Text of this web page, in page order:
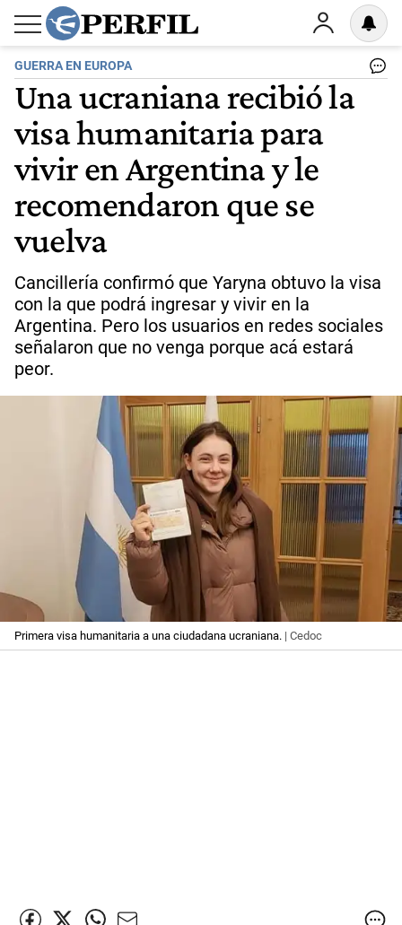
GUERRA EN EUROPA
Una ucraniana recibió la
visa humanitaria para
vivir en Argentina y le
recomendaron que se
vuelva
Cancillería confirmó que Yaryna obtuvo la visa
con la que podrá ingresar y vivir en la
Argentina. Pero los usuarios en redes sociales
señalaron que no venga porque acá estará
peor.
Primera visa humanitaria a una ciudadana ucraniana. | Cedoc